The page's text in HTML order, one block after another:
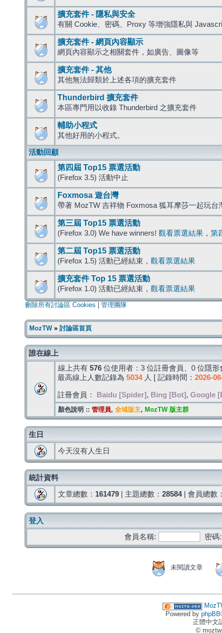
擴充套件 - 隱私與安全
有關 Cookie、密碼、Proxy 等增強隱私與
擴充套件 - 網頁內容顯示
網頁內容顯示之相關套件，如廣告、圖像等
擴充套件 - 其他
其他無法歸類於上述各項的擴充套件
Thunderbird 擴充套件
本區專門用以收錄 Thunderbird 之擴充套件
輔助小程式
其他好用的小程式。
活動回顧
第四屆 Top15 票選活動
(Firefox 3.5) 活動中止
Foxmosa 遊台灣
帶著 MozTW 吉祥物 Foxmosa 狐耳摩莎一起玩台
第三屆 Top15 票選活動
(Firefox 3.0) We have winners! 觀看票選結果 ， 第
第二屆 Top15 票選活動
(Firefox 1.5) 活動已經結束， 觀看票選結果
擴充套件 Top 15 票選活動
(Firefox 1.0) 活動已經結束， 觀看票選結果
刪除所有討論區 Cookies 管理團隊
MozTW» 討論區首頁
誰在線上
線上共有 576 位使用者：3 位註冊會員、0 位隱
最高線上人數記錄為 5034人 [ 記錄時間： 2026-
註冊會員： Baidu [Spider] , Bing [Bot] , Google
顏色說明 :: 管理員, 全域版主, MozTW 版主群
生日
今天沒有人生日
統計資料
文章總數： 161479 | 主題總數： 28584| 會員總數
登入
會員名稱:
密碼:
未閱讀文章
Powered by phpBB
正體中文
©